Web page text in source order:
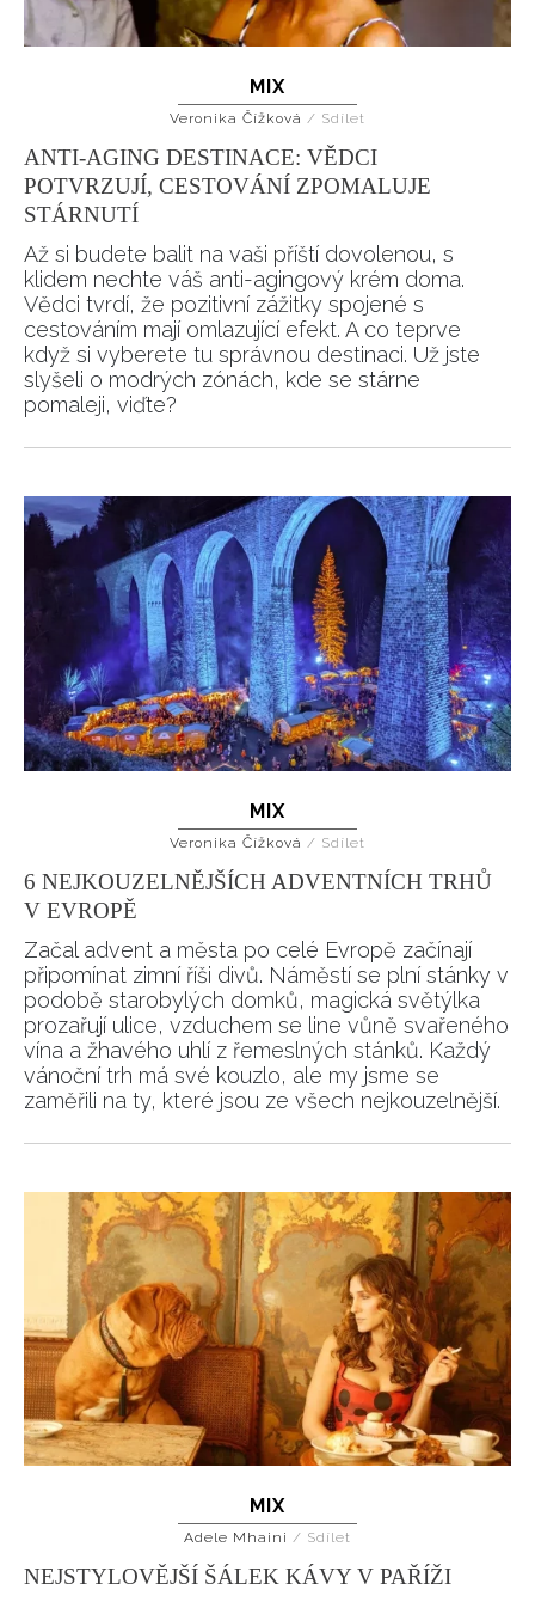
MIX
Veronika Čížková / Sdílet
ANTI-AGING DESTINACE: VĚDCI
POTVRZUJÍ, CESTOVÁNÍ ZPOMALUJE
STÁRNUTÍ
Až si budete balit na vaši příští dovolenou, s
klidem nechte váš anti-agingový krém doma.
Vědci tvrdí, že pozitivní zážitky spojené s
cestováním mají omlazující efekt. A co teprve
když si vyberete tu správnou destinaci. Už jste
slyšeli o modrých zónách, kde se stárne
pomaleji, viďte?
MIX
Veronika Čížková / Sdílet
6 NEJKOUZELNĚJŠÍCH ADVENTNÍCH TRHŮ
V EVROPĚ
Začal advent a města po celé Evropě začínají
připomínat zimní říši divů. Náměstí se plní stánky v
podobě starobylých domků, magická světýlka
prozařují ulice, vzduchem se line vůně svařeného
vína a žhavého uhlí z řemeslných stánků. Každý
vánoční trh má své kouzlo, ale my jsme se
zaměřili na ty, které jsou ze všech nejkouzelnější.
MIX
Adele Mhaini / Sdílet
NEJSTYLOVĚJŠÍ ŠÁLEK KÁVY V PAŘÍŽI